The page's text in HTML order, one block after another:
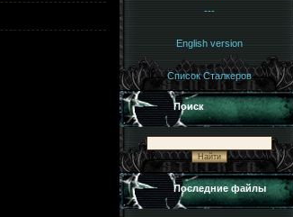
---
English version
Список Сталкеров
Поиск
Последние файлы